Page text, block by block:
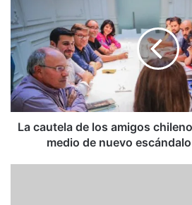
de
los
amigos
chilenos
de
la
Señora
La cautela de los amigos
medio de nuevo